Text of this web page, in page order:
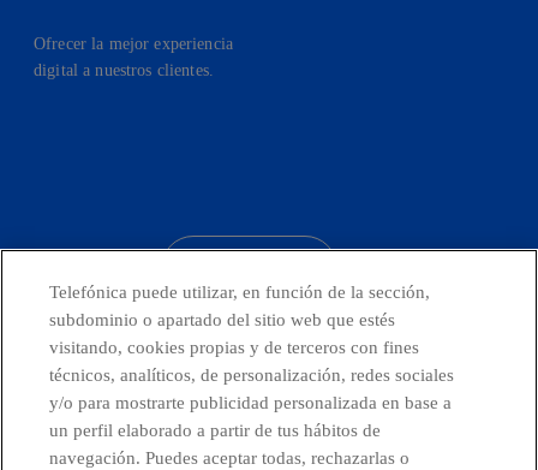
Ofrecer la mejor experiencia
digital a nuestros clientes.
Telefónica en redes sociales
Canal de Denuncias
Telefónica puede utilizar, en función de la sección,
subdominio o apartado del sitio web que estés
visitando, cookies propias y de terceros con fines
técnicos, analíticos, de personalización, redes sociales
y/o para mostrarte publicidad personalizada en base a
un perfil elaborado a partir de tus hábitos de
navegación. Puedes aceptar todas, rechazarlas o